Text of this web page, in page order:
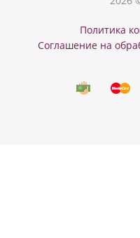
Политика
Соглашение на